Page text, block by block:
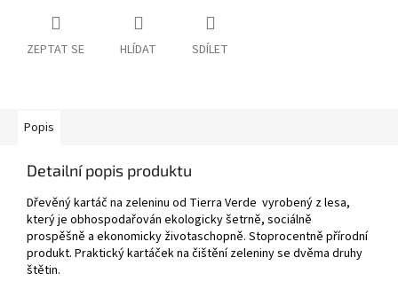
ZEPTAT SE HLÍDAT SDÍLET
Popis
Detailní popis produktu
Dřevěný kartáč na zeleninu od Tierra Verde vyrobený z lesa,
který je obhospodařován ekologicky šetrně, sociálně
prospěšně a ekonomicky životaschopně. Stoprocentně přírodní
produkt. Praktický kartáček na čištění zeleniny se dvěma druhy
štětin.